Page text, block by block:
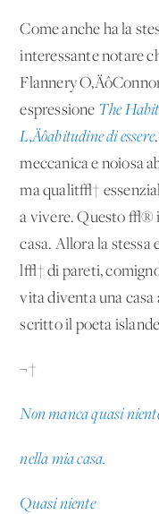
Come anche ha la
interessante notare
Flannery
espressione The
L‚Äôabitudine di essere
meccanica e noiosa
ma qualit√†
a vivere. Questo √®
casa. Allora la stessa
l√† di pareti,
vita diventa una casa
scritto il poeta
¬†
Non manca quasi
nella mia casa.
Quasi niente